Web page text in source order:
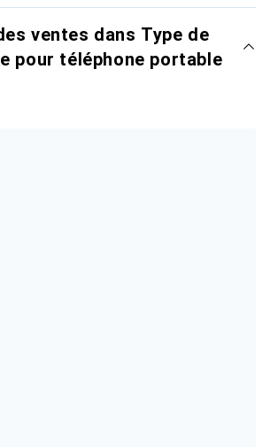
ventes dans Type de
pour téléphone portable